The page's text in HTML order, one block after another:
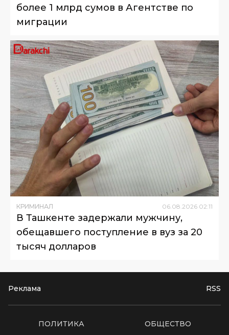
более 1 млрд сумов в Агентстве по
миграции
КРИМИНАЛ 06.08.2026 02:11
В Ташкенте задержали мужчину,
обещавшего поступление в вуз за 20
тысяч долларов
Реклама RSS
ПОЛИТИКА
ОБЩЕСТВО